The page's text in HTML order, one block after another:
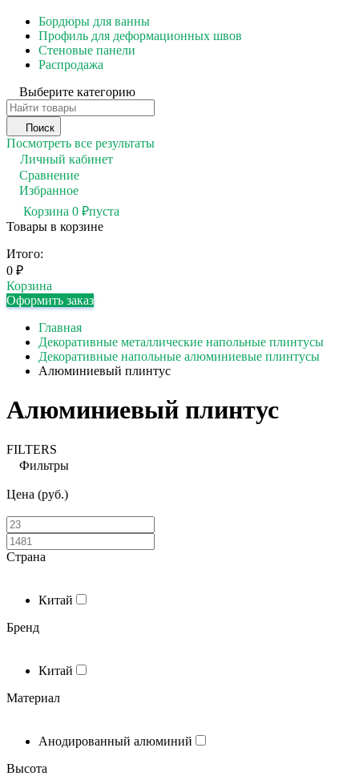
Бордюры для ванны
Профиль для деформационных швов
Стеновые панели
Распродажа
Выберите категорию
Поиск
Посмотреть все результаты
Личный кабинет
Сравнение
Избранное
Корзина 0 ₽пуста
Товары в корзине
Итого:
0 ₽
Корзина
Оформить заказ
Главная
Декоративные металлические напольные плинтусы
Декоративные напольные алюминиевые плинтусы
Алюминиевый плинтус
Алюминиевый плинтус
FILTERS
Фильтры
Цена (руб.)
Страна
Китай
Бренд
Китай
Материал
Анодированный алюминий
Высота